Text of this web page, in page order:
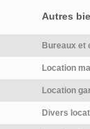
Autres
Bureaux et
Location
Location
Divers